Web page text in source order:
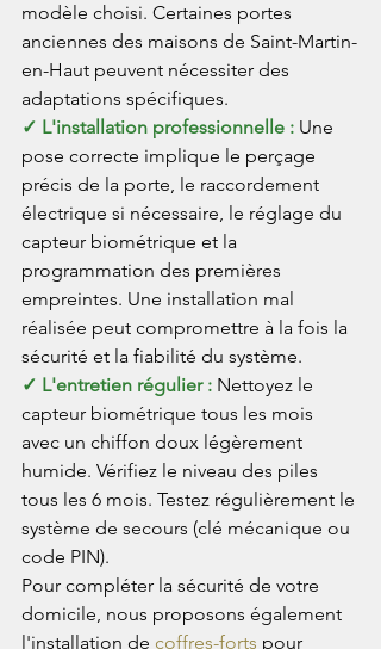
modèle choisi. Certaines portes
anciennes des maisons de Saint-Martin-
en-Haut peuvent nécessiter des
adaptations spécifiques.
✓ L'installation professionnelle : Une
pose correcte implique le perçage
précis de la porte, le raccordement
électrique si nécessaire, le réglage du
capteur biométrique et la
programmation des premières
empreintes. Une installation mal
réalisée peut compromettre à la fois la
sécurité et la fiabilité du système.
✓ L'entretien régulier : Nettoyez le
capteur biométrique tous les mois
avec un chiffon doux légèrement
humide. Vérifiez le niveau des piles
tous les 6 mois. Testez régulièrement le
système de secours (clé mécanique ou
code PIN).
Pour compléter la sécurité de votre
domicile, nous proposons également
l'installation de coffres-forts pour